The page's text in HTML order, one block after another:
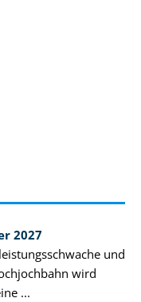
2027
und
wird
...